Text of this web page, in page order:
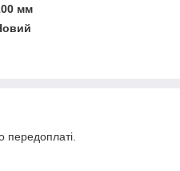
мм
передоплаті.